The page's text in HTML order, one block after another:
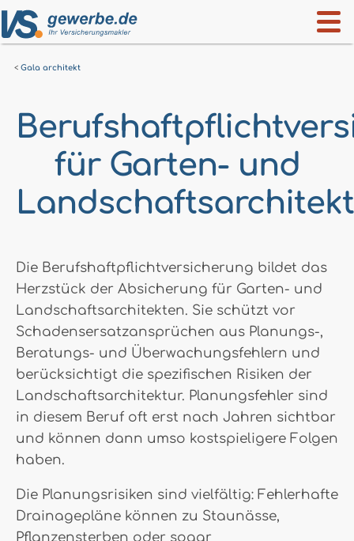
Gala architekt
für Garten- und
Die Berufshaftpflichtversicherung bildet das
Herzstück der Absicherung für Garten- und
Landschaftsarchitekten. Sie schützt vor
Schadensersatzansprüchen aus Planungs-,
Beratungs- und Überwachungsfehlern und
berücksichtigt die spezifischen Risiken der
Landschaftsarchitektur. Planungsfehler sind
in diesem Beruf oft erst nach Jahren sichtbar
und können dann umso kostspieligere Folgen
haben.
Die Planungsrisiken sind vielfältig: Fehlerhafte
Drainagepläne können zu Staunässe,
Pflanzensterben oder sogar